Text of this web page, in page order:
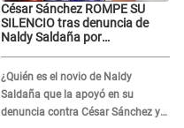
César Sánchez ROMPE SU
SILENCIO tras denuncia de
Naldy Saldaña por
inocencia"
¿Quién es el novio de Naldy
Saldaña que la apoyó en su
denuncia contra César Sánchez y